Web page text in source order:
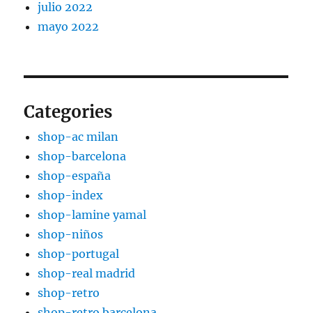
julio 2022
mayo 2022
Categories
shop-ac milan
shop-barcelona
shop-españa
shop-index
shop-lamine yamal
shop-niños
shop-portugal
shop-real madrid
shop-retro